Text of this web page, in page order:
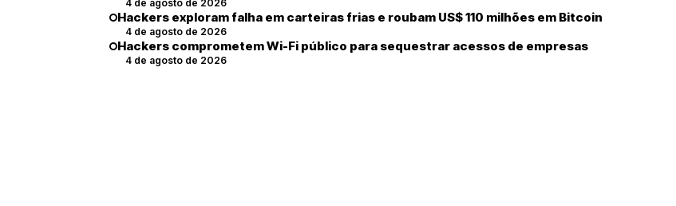
4 de agosto de 2026
Hackers exploram falha em carteiras frias e roubam US$ 110 milhões em Bitcoin
4 de agosto de 2026
Hackers comprometem Wi-Fi público para sequestrar acessos de empresas
4 de agosto de 2026